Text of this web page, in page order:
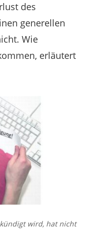
des
generellen
Wie
erläutert
wird, hat nicht